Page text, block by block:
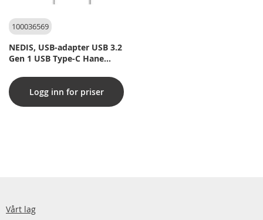
100036569
NEDIS, USB-adapter USB 3.2
Gen 1 USB Type-C Hane
Hona / USB-A Hona 5 Gbps
0.20 m Rund Nickelplaterad
PVC Vit Plastpåse
Logg inn for priser
Vårt lag